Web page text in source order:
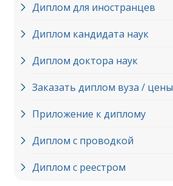
Диплом для иностранцев
Диплом кандидата наук
Диплом доктора наук
Заказать диплом вуза / цены
Приложение к диплому
Диплом с проводкой
Диплом с реестром